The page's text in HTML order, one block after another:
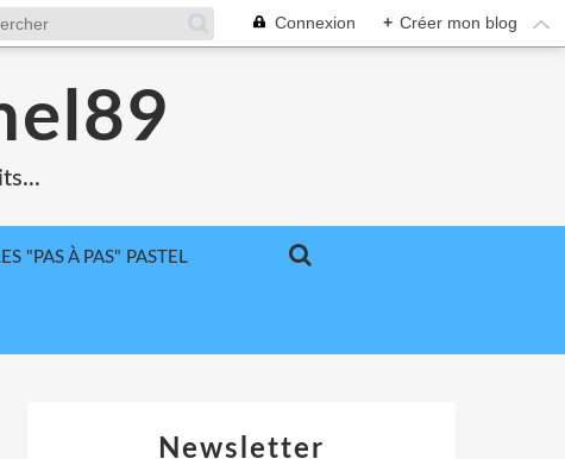
Connexion + Créer mon blog
"PAS À PAS" PASTEL
Newsletter